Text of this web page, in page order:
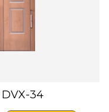
DVX-34